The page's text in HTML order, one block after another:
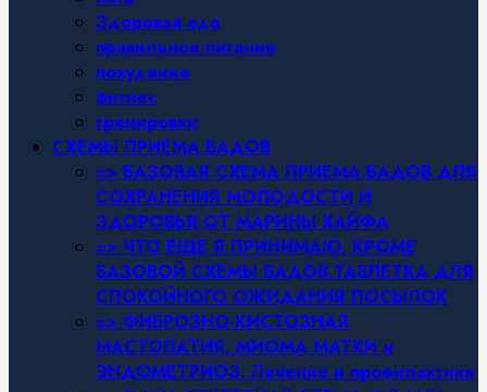
Здоровая еда
правильное питание
похудение
фитнес
тренировки
СХЕМЫ ПРИЕМА БАДОВ
=> БАЗОВАЯ СХЕМА ПРИЕМА БАДОВ ДЛЯ
СОХРАНЕНИЯ МОЛОДОСТИ И
ЗДОРОВЬЯ ОТ МАРИНЫ ХАЙФА
=> ЧТО ЕЩЕ Я ПРИНИМАЮ, КРОМЕ
БАЗОВОЙ СХЕМЫ БАДОВ.ТАБЛЕТКА ДЛЯ
СПОКОЙНОГО ОЖИДАНИЯ ПОСЫЛОК
=> ФИБРОЗНО-КИСТОЗНАЯ
МАСТОПАТИЯ, МИОМА МАТКИ и
ЭНДОМЕТРИОЗ. Лечение и профилактика